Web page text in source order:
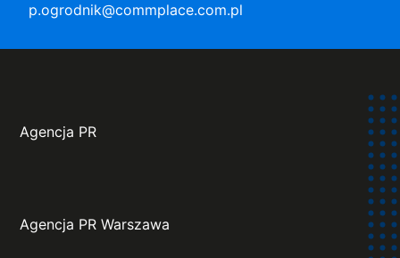
p.ogrodnik@commplace.com.pl
Agencja PR
Agencja PR Warszawa